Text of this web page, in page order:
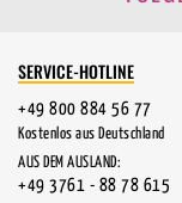
SERVICE-HOTLINE
+49 800 884 56 77
Kostenlos aus Deutschland
AUS DEM AUSLAND:
+49 3761 - 88 78 615